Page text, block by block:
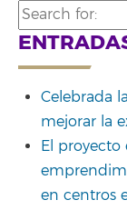
Search
for:
Celebrada
mejorar la
El proyecto
en centros